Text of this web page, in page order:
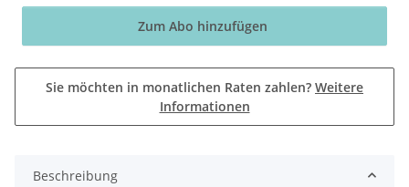
Zum Abo hinzufügen
Sie möchten in monatlichen Raten zahlen? Weitere
Informationen
Beschreibung